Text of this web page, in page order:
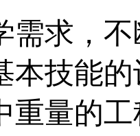
需求，
本技能
重量的